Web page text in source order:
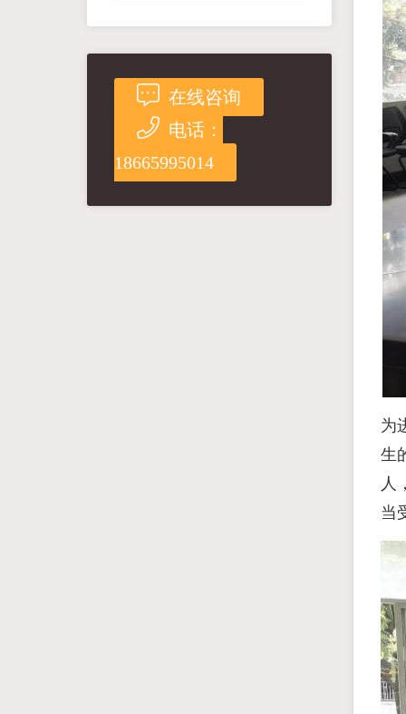
在线咨询
电话：
18665995014
为
生
人
当